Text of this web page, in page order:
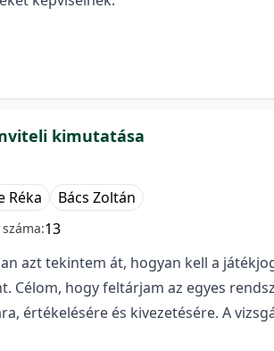
kimutatása
Réka Bács Zoltán
13
azt tekintem át, hogyan kell a
Célom, hogy feltárjam az egyes
értékelésére és kivezetésére. A